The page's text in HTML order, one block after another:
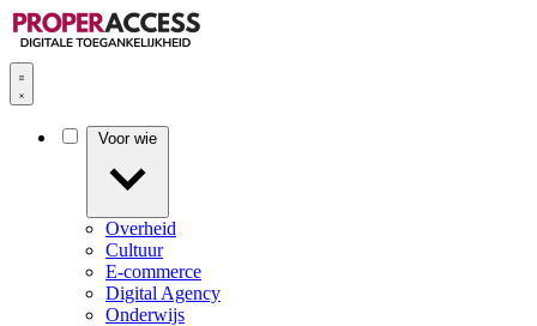
Overheid
Cultuur
E-commerce
Digital Agency
Onderwijs